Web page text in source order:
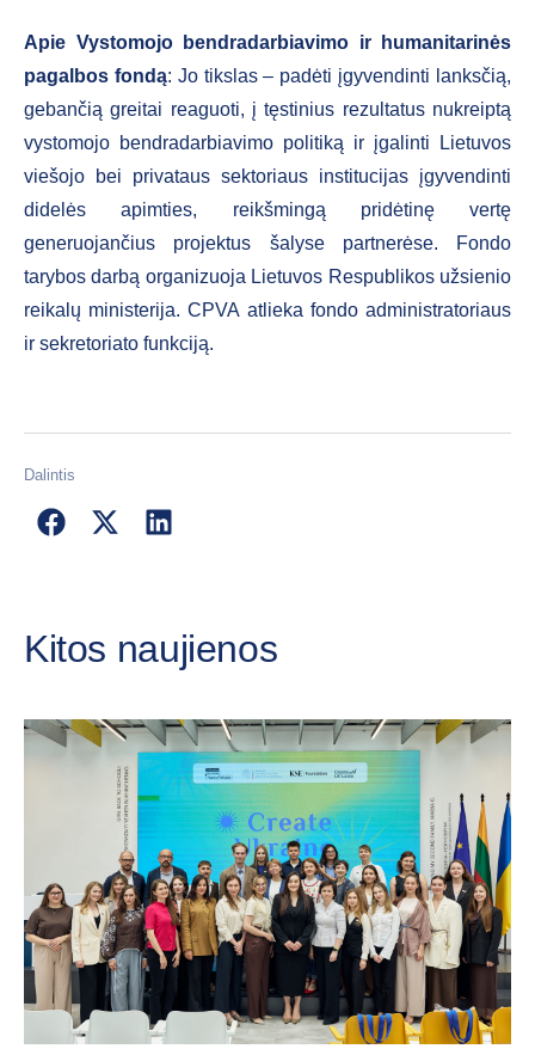
Apie Vystomojo bendradarbiavimo ir humanitarinės
pagalbos fondą: Jo tikslas – padėti įgyvendinti lanksčią,
gebančią greitai reaguoti, į tęstinius rezultatus nukreiptą
vystomojo bendradarbiavimo politiką ir įgalinti Lietuvos
viešojo bei privataus sektoriaus institucijas įgyvendinti
didelės apimties, reikšmingą pridėtinę vertę
generuojančius projektus šalyse partnerėse. Fondo
tarybos darbą organizuoja Lietuvos Respublikos užsienio
reikalų ministerija. CPVA atlieka fondo administratoriaus
ir sekretoriato funkciją.
Dalintis
Kitos naujienos